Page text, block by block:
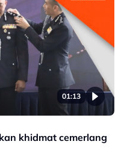
01:13
khidmat cemerlang